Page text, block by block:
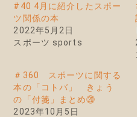
#40 4月に紹介したスポー
ツ関係の本
2022年5月2日
スポーツ sports
＃360 スポーツに関する
本の「コトバ」 きょう
の「付箋」まとめ⑳
2023年10月5日